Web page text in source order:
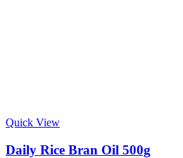
Quick View
Daily Rice Bran Oil 500g